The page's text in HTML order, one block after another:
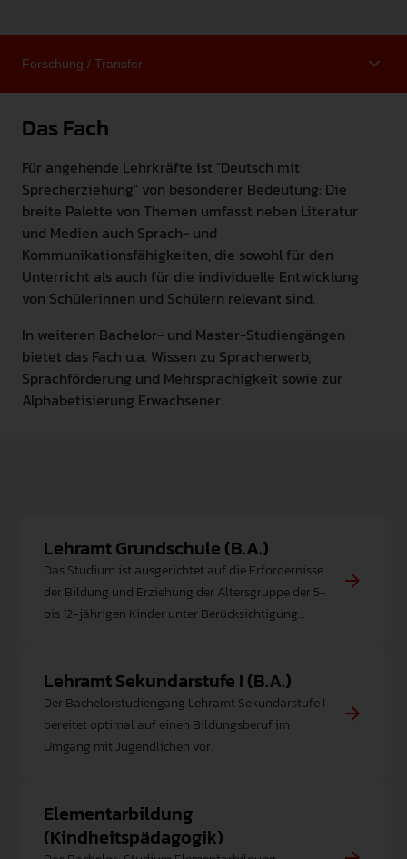
Das Fach
Für angehende Lehrkräfte ist "Deutsch mit
Sprecherziehung" von besonderer Bedeutung: Die
breite Palette von Themen umfasst neben Literatur
und Medien auch Sprach- und
Kommunikationsfähigkeiten, die sowohl für den
Unterricht als auch für die individuelle Entwicklung
von Schülerinnen und Schülern relevant sind.
In weiteren Bachelor- und Master-Studiengängen
bietet das Fach u.a. Wissen zu Spracherwerb,
Sprachförderung und Mehrsprachigkeit sowie zur
Alphabetisierung Erwachsener.
Lehramt Grundschule (B.A.)
Das Studium ist ausgerichtet auf die Erfordernisse
der Bildung und Erziehung der Altersgruppe der 5-
bis 12-jährigen Kinder unter Berücksichtigung
Lehramt Sekundarstufe I (B.A.)
Der Bachelorstudiengang Lehramt Sekundarstufe I
bereitet optimal auf einen Bildungsberuf im
Umgang mit Jugendlichen vor.
Elementarbildung
(Kindheitspädagogik)